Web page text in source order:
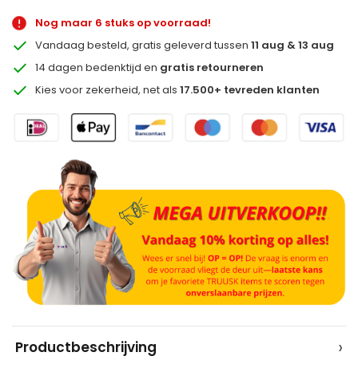
Nog maar 6 stuks op voorraad!
Vandaag besteld, gratis geleverd tussen11 aug & 13 aug
14 dagen bedenktijd en gratis retourneren
Kies voor zekerheid, net als17.500+ tevreden klanten
Productbeschrijving ›